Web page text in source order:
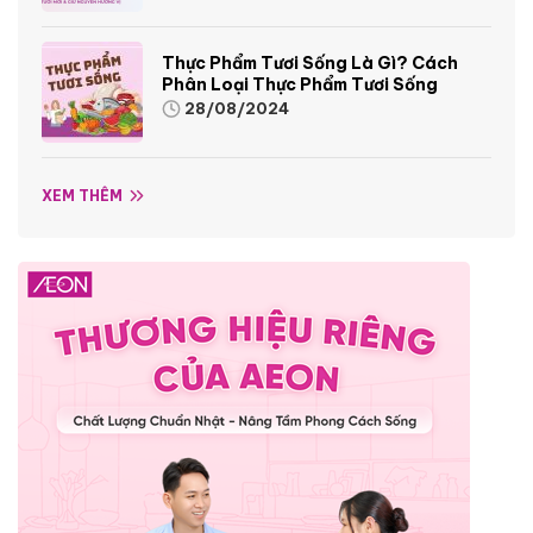
Thực Phẩm Tươi Sống Là Gì? Cách
Phân Loại Thực Phẩm Tươi Sống
28/08/2024
XEM THÊM